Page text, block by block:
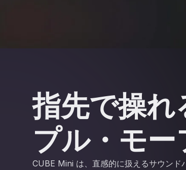
指先で操
プル・モ
CUBE Mini は、直感的に扱えるサウンド